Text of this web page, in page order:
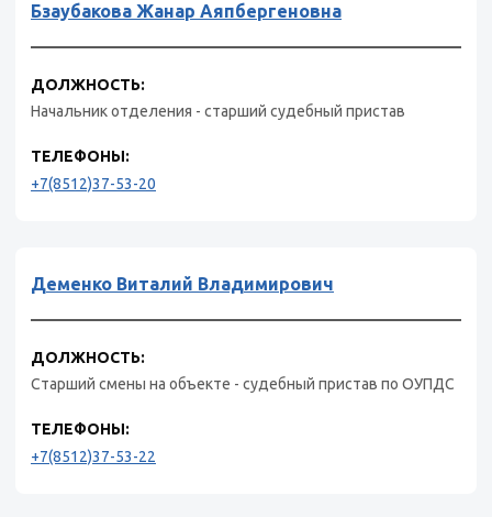
Бзаубакова Жанар Аяпбергеновна
ДОЛЖНОСТЬ:
Начальник отделения - старший судебный пристав
ТЕЛЕФОНЫ:
+7(8512)37-53-20
Деменко Виталий Владимирович
ДОЛЖНОСТЬ:
Старший смены на объекте - судебный пристав по ОУПДС
ТЕЛЕФОНЫ:
+7(8512)37-53-22